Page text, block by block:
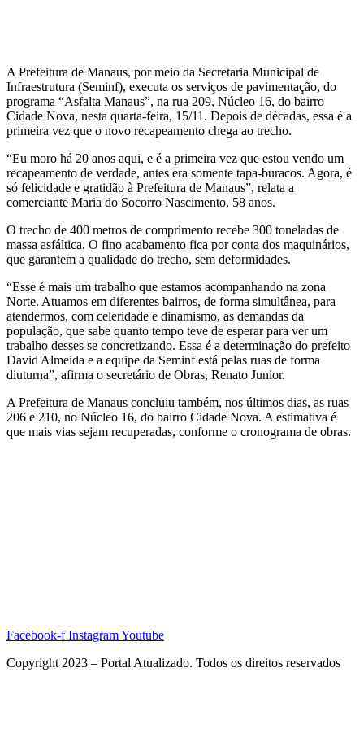
A Prefeitura de Manaus, por meio da Secretaria Municipal de
Infraestrutura (Seminf), executa os serviços de pavimentação, do
programa “Asfalta Manaus”, na rua 209, Núcleo 16, do bairro
Cidade Nova, nesta quarta-feira, 15/11. Depois de décadas, essa é a
primeira vez que o novo recapeamento chega ao trecho.
“Eu moro há 20 anos aqui, e é a primeira vez que estou vendo um
recapeamento de verdade, antes era somente tapa-buracos. Agora, é
só felicidade e gratidão à Prefeitura de Manaus”, relata a
comerciante Maria do Socorro Nascimento, 58 anos.
O trecho de 400 metros de comprimento recebe 300 toneladas de
massa asfáltica. O fino acabamento fica por conta dos maquinários,
que garantem a qualidade do trecho, sem deformidades.
“Esse é mais um trabalho que estamos acompanhando na zona
Norte. Atuamos em diferentes bairros, de forma simultânea, para
atendermos, com celeridade e dinamismo, as demandas da
população, que sabe quanto tempo teve de esperar para ver um
trabalho desses se concretizando. Essa é a determinação do prefeito
David Almeida e a equipe da Seminf está pelas ruas de forma
diuturna”, afirma o secretário de Obras, Renato Junior.
A Prefeitura de Manaus concluiu também, nos últimos dias, as ruas
206 e 210, no Núcleo 16, do bairro Cidade Nova. A estimativa é
que mais vias sejam recuperadas, conforme o cronograma de obras.
Facebook-f InstagramYoutube
Copyright 2023 – Portal Atualizado. Todos os direitos reservados